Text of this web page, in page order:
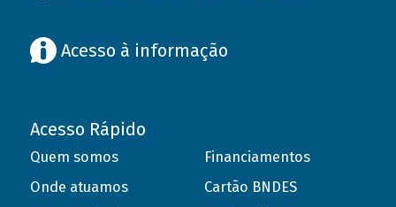
Acesso à informação
Acesso Rápido
Quem somos
Onde atuamos
Financiamentos
Cartão BNDES